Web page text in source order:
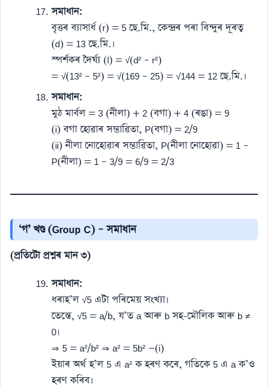
সমাধান:
বৃত্তৰ ব্যাসাৰ্ধ (r) = 5 ছে.মি., কেন্দ্ৰৰ পৰা বিন্দুৰ দূৰত্ব
(d) = 13 ছে.মি.।
স্পৰ্শকৰ দৈৰ্ঘ্য (l) = √(d² – r²)
= √(13² – 5²) = √(169 – 25) = √144 = 12 ছে.মি.।
সমাধান:
মুঠ মাৰ্বল = 3 (নীলা) + 2 (বগা) + 4 (ৰঙা) = 9
(i) বগা হোৱাৰ সম্ভাৱিতা, P(বগা) = 2/9
(ii) নীলা নোহোৱাৰ সম্ভাৱিতা, P(নীলা নোহোৱা) = 1 –
P(নীলা) = 1 – 3/9 = 6/9 = 2/3
‘গ’ খণ্ড (Group C) – সমাধান
(প্ৰতিটো প্ৰশ্নৰ মান ৩)
সমাধান:
ধৰাহ’ল √5 এটা পৰিমেয় সংখ্যা।
তেন্তে, √5 = a/b, য’ত a আৰু b সহ-মৌলিক আৰু b ≠
0।
⇒ 5 = a²/b² ⇒ a² = 5b² —(i)
ইয়াৰ অৰ্থ হ’ল 5 এ a² ক হৰণ কৰে, গতিকে 5 এ a ক’ও
হৰণ কৰিব।